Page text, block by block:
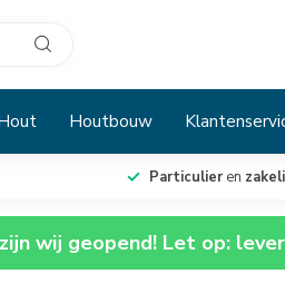
Houtbouw
Particulieren
wij geopend! Let op: